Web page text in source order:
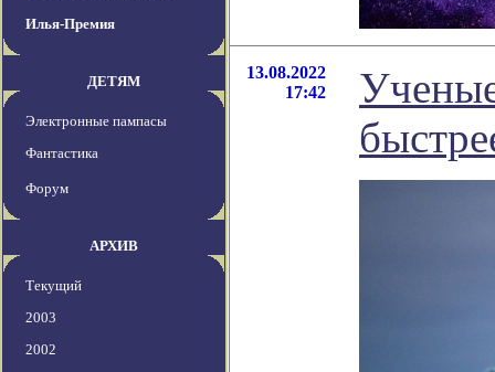
Илья-Премия
ДЕТЯМ
Электронные пампасы
Фантастика
Форум
АРХИВ
Текущий
2003
2002
13.08.2022
17:42